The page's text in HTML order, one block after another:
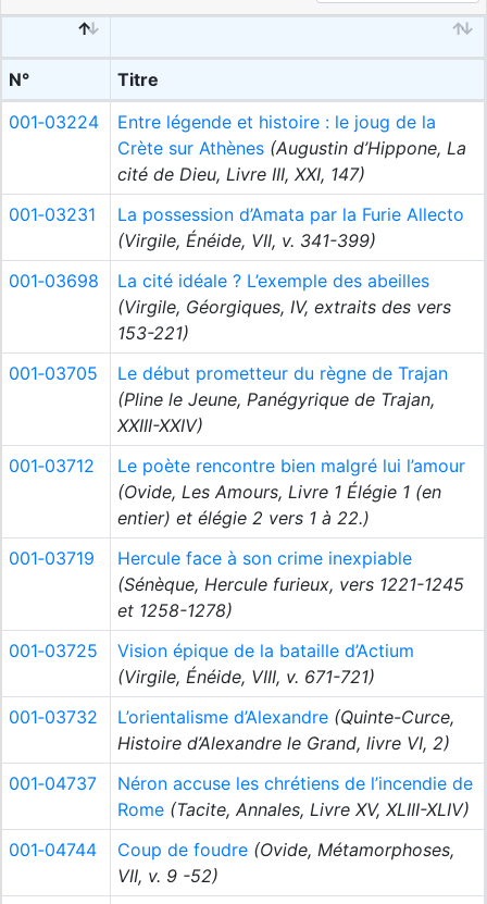
N°
Titre
001‑03224
Entre légende et histoire : le joug de la
Crète sur Athènes (Augustin d’Hippone, La
cité de Dieu, Livre III, XXI, 147)
001‑03231
La possession d’Amata par la Furie Allecto
(Virgile, Énéide, VII, v. 341-399)
001‑03698
La cité idéale ? L’exemple des abeilles
(Virgile, Géorgiques, IV, extraits des vers
153-221)
001‑03705
Le début prometteur du règne de Trajan
(Pline le Jeune, Panégyrique de Trajan,
XXIII-XXIV)
001‑03712
Le poète rencontre bien malgré lui l’amour
(Ovide, Les Amours, Livre 1 Élégie 1 (en
entier) et élégie 2 vers 1 à 22.)
001‑03719
Hercule face à son crime inexpiable
(Sénèque, Hercule furieux, vers 1221-1245
et 1258-1278)
001‑03725
Vision épique de la bataille d’Actium
(Virgile, Énéide, VIII, v. 671-721)
001‑03732
L’orientalisme d’Alexandre (Quinte-Curce,
Histoire d’Alexandre le Grand, livre VI, 2)
001‑04737
Néron accuse les chrétiens de l’incendie de
Rome (Tacite, Annales, Livre XV, XLIII-XLIV)
001‑04744
Coup de foudre (Ovide, Métamorphoses,
VII, v. 9 -52)